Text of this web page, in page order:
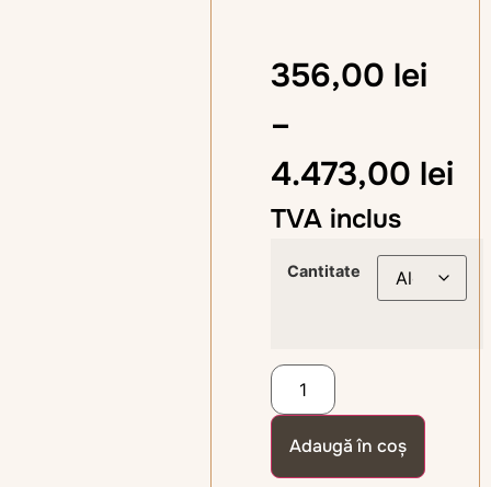
356,00 lei
–
4.473,00 lei
TVA inclus
Cantitate
Adaugă în coș